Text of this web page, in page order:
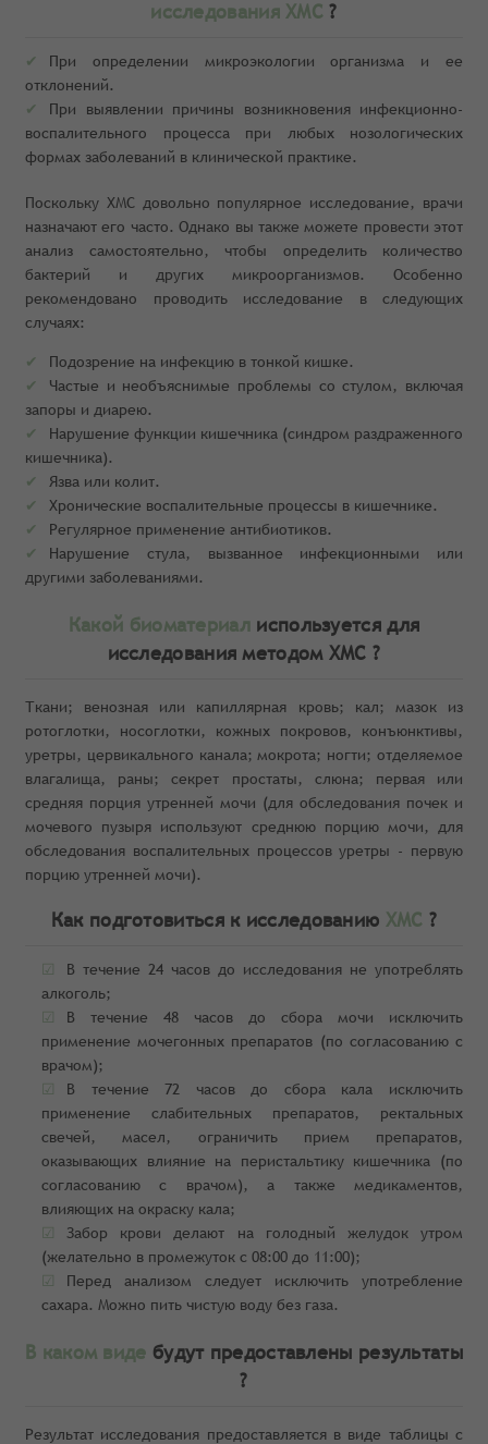
исследования ХМС ?
При определении микроэкологии организма и ее
отклонений.
При выявлении причины возникновения инфекционно-
воспалительного процесса при любых нозологических
формах заболеваний в клинической практике.
Поскольку ХМС довольно популярное исследование, врачи
назначают его часто. Однако вы также можете провести этот
анализ самостоятельно, чтобы определить количество
бактерий и других микроорганизмов. Особенно
рекомендовано проводить исследование в следующих
случаях:
Подозрение на инфекцию в тонкой кишке.
Частые и необъяснимые проблемы со стулом, включая
запоры и диарею.
Нарушение функции кишечника (синдром раздраженного
кишечника).
Язва или колит.
Хронические воспалительные процессы в кишечнике.
Регулярное применение антибиотиков.
Нарушение стула, вызванное инфекционными или
другими заболеваниями.
Какой биоматериал используется для
исследования методом ХМС ?
Ткани; венозная или капиллярная кровь; кал; мазок из
ротоглотки, носоглотки, кожных покровов, конъюнктивы,
уретры, цервикального канала; мокрота; ногти; отделяемое
влагалища, раны; секрет простаты, слюна; первая или
средняя порция утренней мочи (для обследования почек и
мочевого пузыря используют среднюю порцию мочи, для
обследования воспалительных процессов уретры - первую
порцию утренней мочи).
Как подготовиться к исследованию ХМС ?
В течение 24 часов до исследования не употреблять
алкоголь;
В течение 48 часов до сбора мочи исключить
применение мочегонных препаратов (по согласованию с
врачом);
В течение 72 часов до сбора кала исключить
применение слабительных препаратов, ректальных
свечей, масел, ограничить прием препаратов,
оказывающих влияние на перистальтику кишечника (по
согласованию с врачом), а также медикаментов,
влияющих на окраску кала;
Забор крови делают на голодный желудок утром
(желательно в промежуток с 08:00 до 11:00);
Перед анализом следует исключить употребление
сахара. Можно пить чистую воду без газа.
В каком виде будут предоставлены результаты
?
Результат исследования предоставляется в виде таблицы с